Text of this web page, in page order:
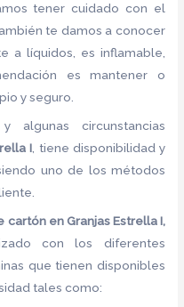
tener cuidado con el
te damos a conocer
a líquidos, es inflamable,
es mantener o
y seguro.
circunstancias
I , tiene disponibilidad y
uno de los métodos
cartónen Granjas Estrella I,
con los diferentes
que tienen disponibles
tales como: